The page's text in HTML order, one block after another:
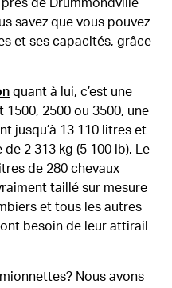
près de Drummondville
savez que vous pouvez
et ses capacités, grâce
quant à lui, c’est une
2500 ou 3500, une
jusqu’à 13 110 litres et
2 313 kg (5 100 lb). Le
de 280 chevaux
taillé sur mesure
et tous les autres
besoin de leur attirail
Nous avons